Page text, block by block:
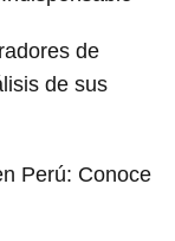
de
de sus
Perú: Conoce